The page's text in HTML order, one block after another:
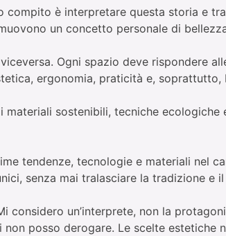
è interpretare questa storia e
un concetto personale di
Ogni spazio deve rispondere
ergonomia, praticità e, soprattutto,
materiali sostenibili, tecniche
tendenze, tecnologie e materiali nel
senza mai tralasciare la tradizione e
considero un’interprete, non la
posso derogare. Le scelte estetiche